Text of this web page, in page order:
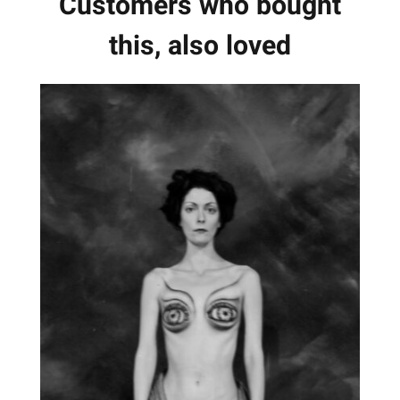
this, also loved